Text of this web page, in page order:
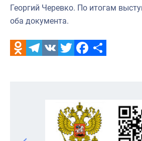
Георгий Черевко. По итогам
оба документа.